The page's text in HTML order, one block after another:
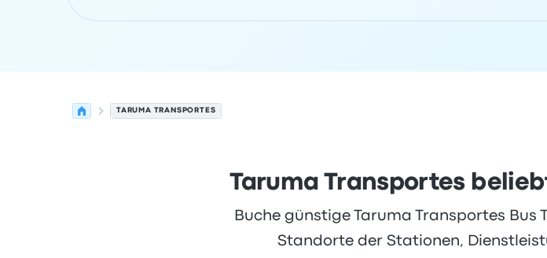
TARUMA TRANSPORTES
Taruma Transportes
Buche günstige Taruma Transportes Bus
Standorte der Stationen,